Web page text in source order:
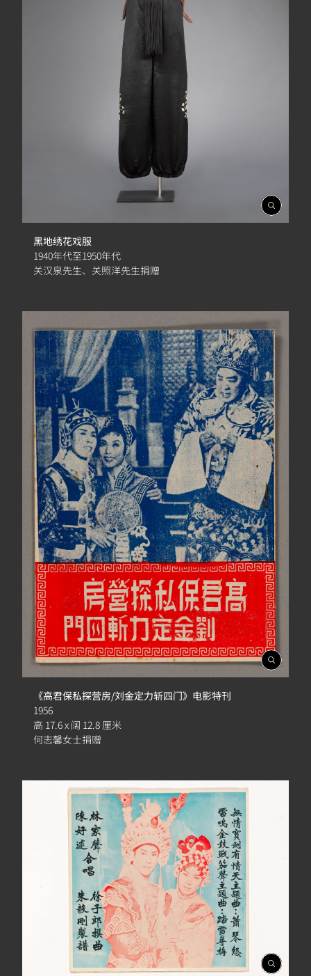
開
啟
黑地绣花戏服
1940年代至1950年代
关汉泉先生、关照洋先生捐赠
開
啟
《高君保私探营房/刘金定力斩四门》电影特刊
1956
高 17.6 x 阔 12.8 厘米
何志馨女士捐赠
開